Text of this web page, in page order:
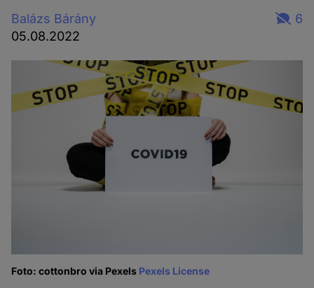
Balázs Bárány
05.08.2022
6
Foto: cottonbro via Pexels Pexels License